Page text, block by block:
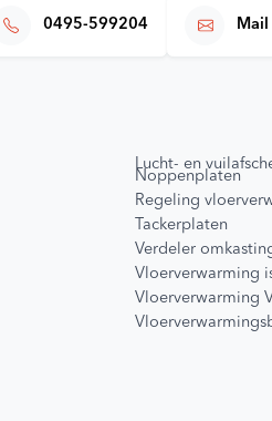
0495-599204 Mail
Lucht- en
Noppenplaten
Regeling
Tackerplaten
Verdeler
Vloerverwarming
Vloerverwarming